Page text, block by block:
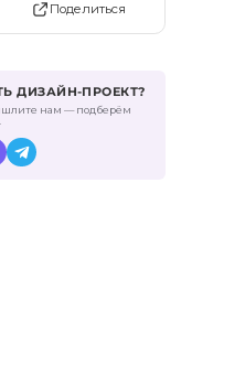
Поделиться
ДИЗАЙН-ПРОЕКТ?
нам — подберём